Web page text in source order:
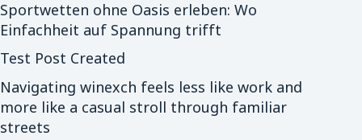
Sportwetten ohne Oasis erleben: Wo
Einfachheit auf Spannung trifft
Test Post Created
Navigating winexch feels less like work and
more like a casual stroll through familiar
streets